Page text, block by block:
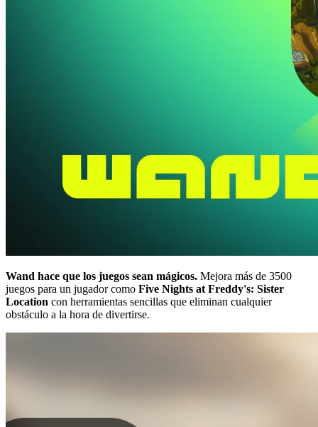
Wand hace que los juegos sean mágicos. Mejora más de 3500
juegos para un jugador como Five Nights at Freddy's: Sister
Location con herramientas sencillas que eliminan cualquier
obstáculo a la hora de divertirse.